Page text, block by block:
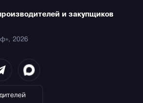
и закупщиков
2026